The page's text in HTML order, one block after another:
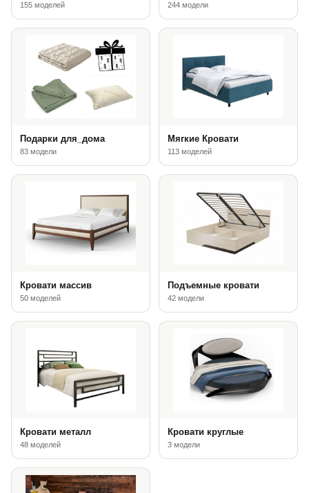
155 моделей 244 модели
Подарки для_дома
83 модели
Мягкие Кровати
113 моделей
Кровати массив
50 моделей
Подъемные кровати
42 модели
Кровати металл
48 моделей
Кровати круглые
3 модели